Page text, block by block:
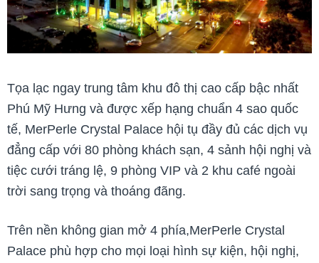
Tọa lạc ngay trung tâm khu đô thị cao cấp bậc nhất
Phú Mỹ Hưng và được xếp hạng chuẩn 4 sao quốc
tế, MerPerle Crystal Palace hội tụ đầy đủ các dịch vụ
đẳng cấp với 80 phòng khách sạn, 4 sảnh hội nghị và
tiệc cưới tráng lệ, 9 phòng VIP và 2 khu café ngoài
trời sang trọng và thoáng đãng.
Trên nền không gian mở 4 phía,MerPerle Crystal
Palace phù hợp cho mọi loại hình sự kiện, hội nghị,